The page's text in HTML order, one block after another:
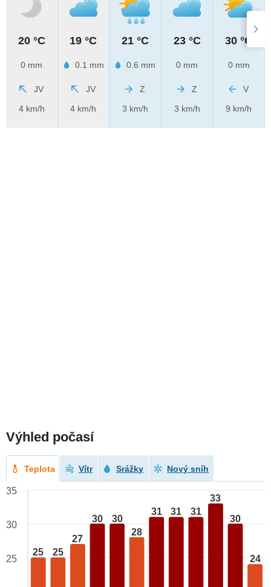
20 °C
0 mm
JV
4 km/h
19 °C
0.1 mm
JV
4 km/h
21 °C
0.6 mm
Z
3 km/h
23 °C
0 mm
Z
3 km/h
30 °C
0 mm
V
9 km/h
Výhled počasí
Teplota Vítr Srážky Nový sníh
25 25
27
30 30
28
31 31 31
33
30
24
35
30
25